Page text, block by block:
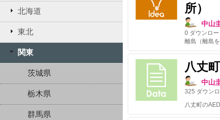
北海道
東北
関東
茨城県
栃木県
群馬県
所）
中山
0 ダウンロ
離島（離島
八丈
中山
325 ダウン